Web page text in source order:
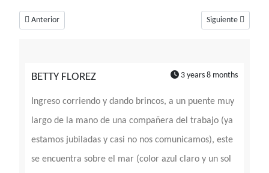
Artículo anterior: Soñar con pantano, un sueño al que hay que tenerle
Anterior Artículo siguiente:
Siguiente
BETTY FLOREZ 3 years 8 months
Ingreso corriendo y dando brincos, a un puente muy
largo de la mano de una compañera del trabajo (ya
estamos jubiladas y casi no nos comunicamos), este
se encuentra sobre el mar (color azul claro y un sol